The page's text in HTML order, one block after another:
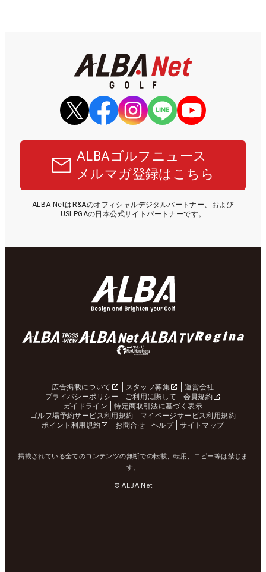
ALBAゴルフニュース
メルマガ登録はこちら
ALBA NetはR&Aのオフィシャルデジタルパートナー、および
USLPGAの日本公式サイトパートナーです。
広告掲載について スタッフ募集
運営会社
プライバシーポリシー
ご利用に際して
会員規約
ガイドライン
特定商取引法に基づく表示
ゴルフ場予約サービス利用規約
マイページサービス利用規約
ポイント利用規約
お問合せ ヘルプ サイトマップ
掲載されている全てのコンテンツの無断での転載、転用、コピー等は禁じま
す。
© ALBA Net